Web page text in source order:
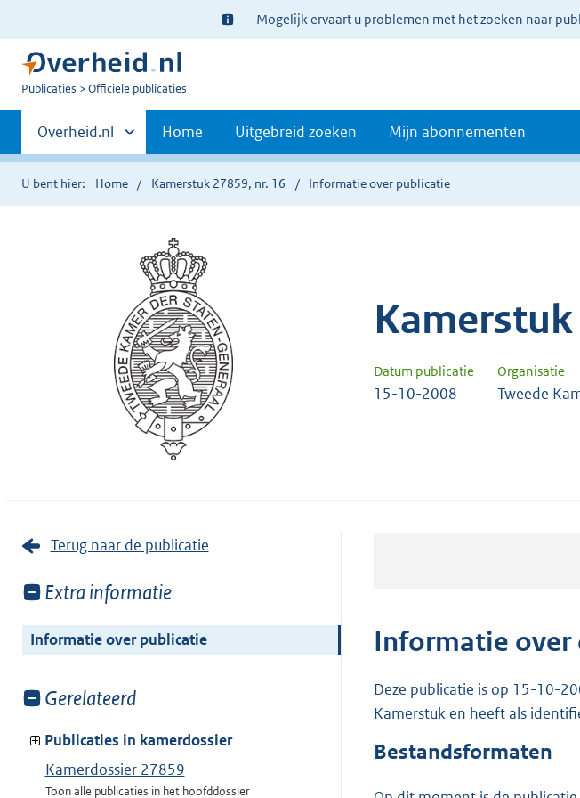
Ter
informatie:
Mogelijk ervaart u problemen met het zoeken naar
U
Publicaties Officiële publicaties
Primaire
navigatie
Andere
sites
binnen
Overheid.nl Home Uitgebreid zoeken Mijn abonnementen
U bent hier: Home Kamerstuk 27859, nr. 16 Informatie over publicatie
Kamerstuk
Datum publicatie Organisatie
15-10-2008 Tweede
Terug naar de publicatie
Toon
van:
Extra informatie
Informatie over publicatie
Toon
van:
Gerelateerd
Publicaties in kamerdossier
Kamerdossier 27859
Toon alle publicaties in het hoofddossier
Informatie over
Deze publicatie is op 15-10-
Kamerstuk en heeft als
Bestandsformaten